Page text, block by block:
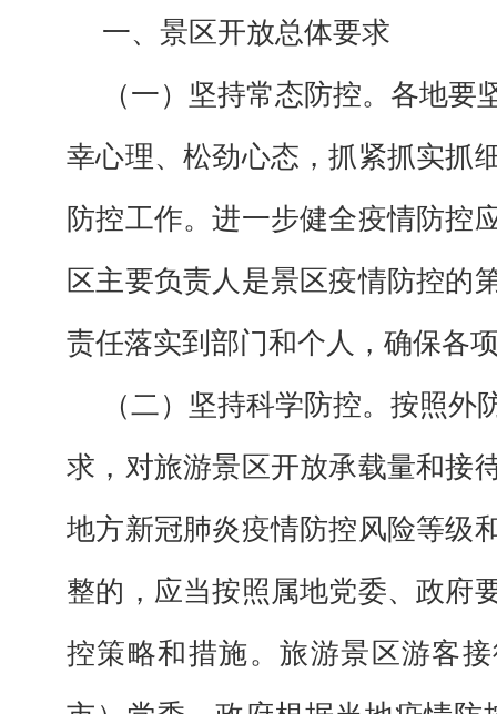
一、景区开放总体要求
（一）坚持常态防控。各地要
幸心理、松劲心态，抓紧抓实抓
防控工作。进一步健全疫情防控
区主要负责人是景区疫情防控的
责任落实到部门和个人，确保各
（二）坚持科学防控。按照外
求，对旅游景区开放承载量和接
地方新冠肺炎疫情防控风险等级
整的，应当按照属地党委、政府
控策略和措施。旅游景区游客